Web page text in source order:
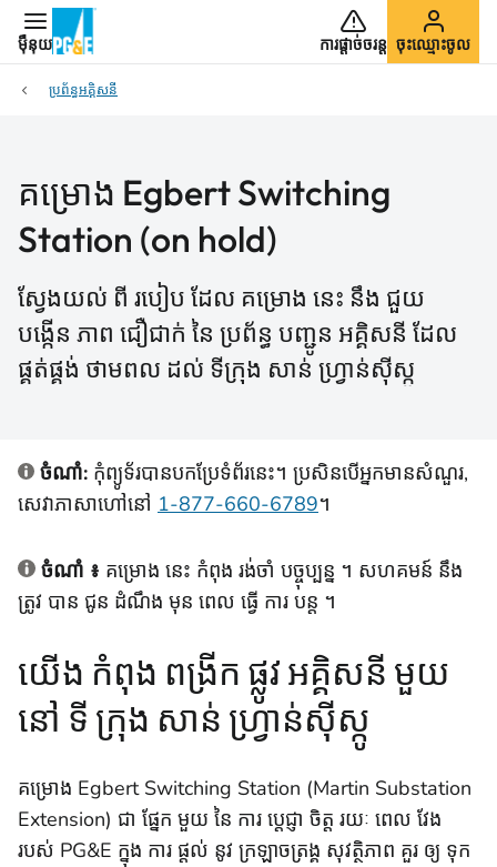
ម៉ឺនុយ ការផ្ដាច់ចរន្ត ចុះឈ្មោះចូល
ប្រព័ន្ធអគ្គិសនី
គម្រោង Egbert Switching
Station (on hold)
ស្វែងយល់ ពី របៀប ដែល គម្រោង នេះ នឹង ជួយ
បង្កើន ភាព ជឿជាក់ នៃ ប្រព័ន្ធ បញ្ជូន អគ្គិសនី ដែល
ផ្គត់ផ្គង់ ថាមពល ដល់ ទីក្រុង សាន់ ហ្វ្រាន់ស៊ីស្កូ
ចំណាំ: កុំព្យូទ័របានបកប្រែទំព័រនេះ។ ប្រសិនបើអ្នកមានសំណួរ,
សេវាភាសាហៅនៅ 1-877-660-6789។
ចំណាំ ៖ គម្រោង នេះ កំពុង រង់ចាំ បច្ចុប្បន្ន ។ សហគមន៍ នឹង
ត្រូវ បាន ជូន ដំណឹង មុន ពេល ធ្វើ ការ បន្ត ។
យើង កំពុង ពង្រីក ផ្លូវ អគ្គិសនី មួយ
នៅ ទី ក្រុង សាន់ ហ្វ្រាន់ស៊ីស្កូ
គម្រោង Egbert Switching Station (Martin Substation
Extension) ជា ផ្នែក មួយ នៃ ការ ប្តេជ្ញា ចិត្ត រយៈ ពេល វែង
របស់ PG&E ក្នុង ការ ផ្តល់ នូវ ក្រឡាចត្រង្គ សុវត្ថិភាព គួរ ឲ្យ ទុក